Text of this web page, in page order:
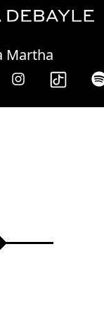
Martha
de 10 a 13 hrs.